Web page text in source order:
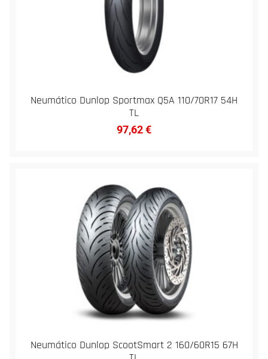
Neumático Dunlop Sportmax Q5A 110/70R17 54H
TL
97,62€
Neumático Dunlop ScootSmart 2 160/60R15 67H